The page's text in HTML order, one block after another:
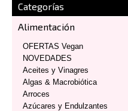
Categorías
Alimentación
OFERTAS Vegan
NOVEDADES
Aceites y Vinagres
Algas & Macrobiótica
Arroces
Azúcares y Endulzantes